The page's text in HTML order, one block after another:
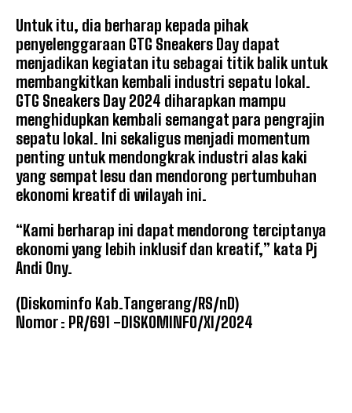
Untuk itu, dia berharap kepada pihak
penyelenggaraan GTG Sneakers Day dapat
menjadikan kegiatan itu sebagai titik balik untuk
membangkitkan kembali industri sepatu lokal.
GTG Sneakers Day 2024 diharapkan mampu
menghidupkan kembali semangat para pengrajin
sepatu lokal. Ini sekaligus menjadi momentum
penting untuk mendongkrak industri alas kaki
yang sempat lesu dan mendorong pertumbuhan
ekonomi kreatif di wilayah ini.
“Kami berharap ini dapat mendorong terciptanya
ekonomi yang lebih inklusif dan kreatif,” kata Pj
Andi Ony.
(Diskominfo Kab.Tangerang/RS/nD)
Nomor : PR/691 -DISKOMINFO/XI/2024